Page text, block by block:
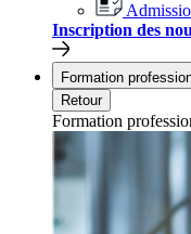
Inscription des
Formation
Retour
Formation